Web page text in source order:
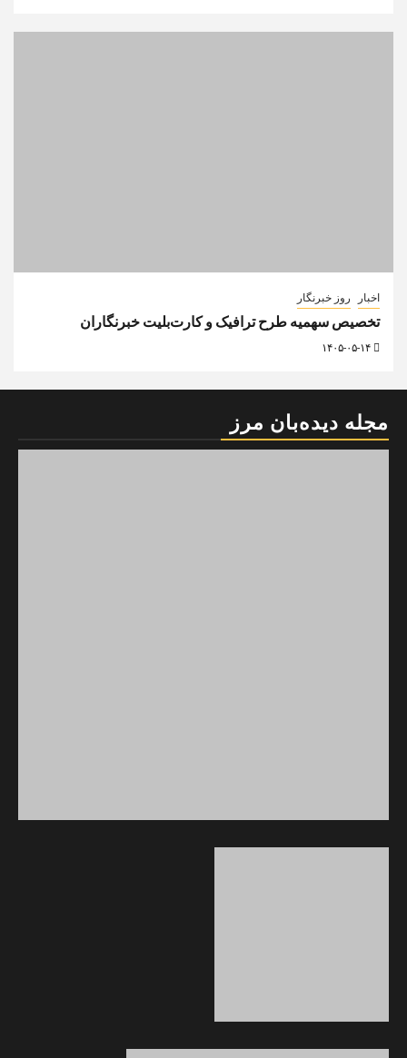
اخبار روز خبرنگار
تخصیص سهمیه طرح ترافیک و کارت‌بلیت خبرنگاران
مجله دیده‌بان مرز